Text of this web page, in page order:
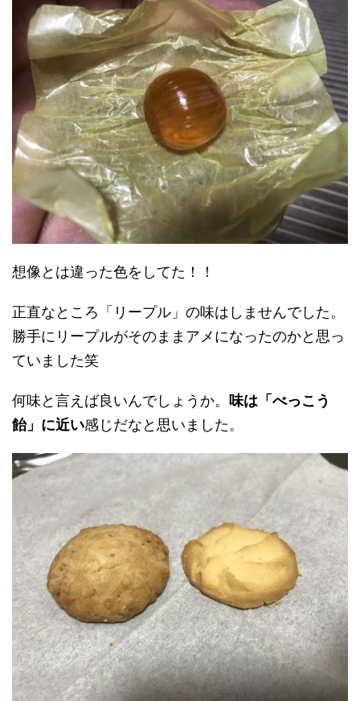
想像とは違った色をしてた！！
正直なところ「リープル」の味はしませんでした。
勝手にリープルがそのままアメになったのかと思っ
ていました笑
何味と言えば良いんでしょうか。 味は「べっこう
飴」に近い感じだなと思いました。